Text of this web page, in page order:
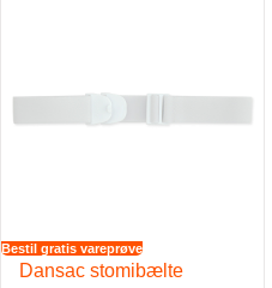
Bestil gratis vareprøve
Dansac stomibælte